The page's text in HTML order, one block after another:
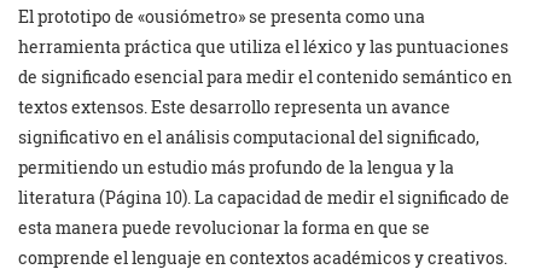
El prototipo de «ousiómetro» se presenta como una
herramienta práctica que utiliza el léxico y las puntuaciones
de significado esencial para medir el contenido semántico en
textos extensos. Este desarrollo representa un avance
significativo en el análisis computacional del significado,
permitiendo un estudio más profundo de la lengua y la
literatura (Página 10). La capacidad de medir el significado de
esta manera puede revolucionar la forma en que se
comprende el lenguaje en contextos académicos y creativos.